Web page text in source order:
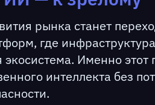
рынка станет
где
экосистема. Именно
интеллекта без